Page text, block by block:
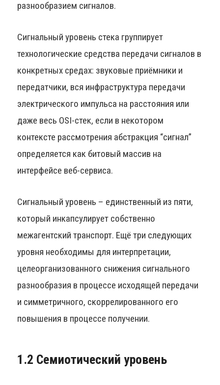
разнообразием сигналов.
Сигнальный уровень стека группирует
технологические средства передачи сигналов в
конкретных средах: звуковые приёмники и
передатчики, вся инфраструктура передачи
электрического импульса на расстояния или
даже весь OSI-стек, если в некотором
контексте рассмотрения абстракция “сигнал”
определяется как битовый массив на
интерфейсе веб-сервиса.
Сигнальный уровень – единственный из пяти,
который инкапсулирует собственно
межагентский транспорт. Ещё три следующих
уровня необходимы для интерпретации,
целеорганизованного снижения сигнального
разнообразия в процессе исходящей передачи
и симметричного, скоррелированного его
повышения в процессе получении.
1.2 Семиотический уровень